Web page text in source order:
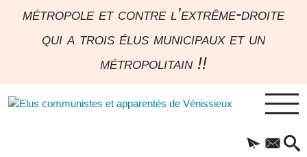
métropole et contre l’extrême-droite
qui a trois élus municipaux et un
métropolitain !!